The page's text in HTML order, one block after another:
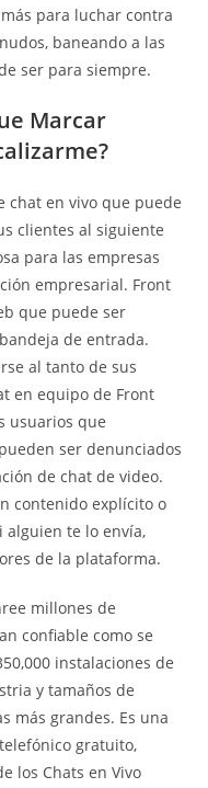
para luchar contra
baneando a las
ser para siempre.
Marcar
chat en vivo que puede
clientes al siguiente
para las empresas
empresarial. Front
que puede ser
de entrada.
al tanto de sus
en equipo de Front
usuarios que
ser denunciados
de chat de video.
contenido explícito o
alguien te lo envía,
de la plataforma.
millones de
confiable como se
instalaciones de
y tamaños de
más grandes. Es una
gratuito,
los Chats en Vivo